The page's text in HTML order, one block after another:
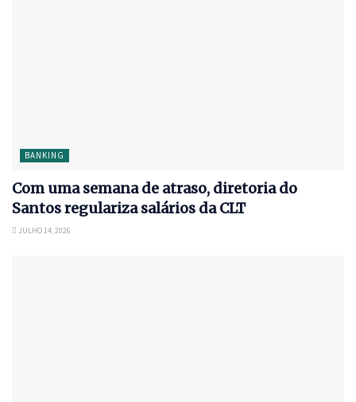
BANKING
Com uma semana de atraso, diretoria do
Santos regulariza salários da CLT
JULHO 14, 2026